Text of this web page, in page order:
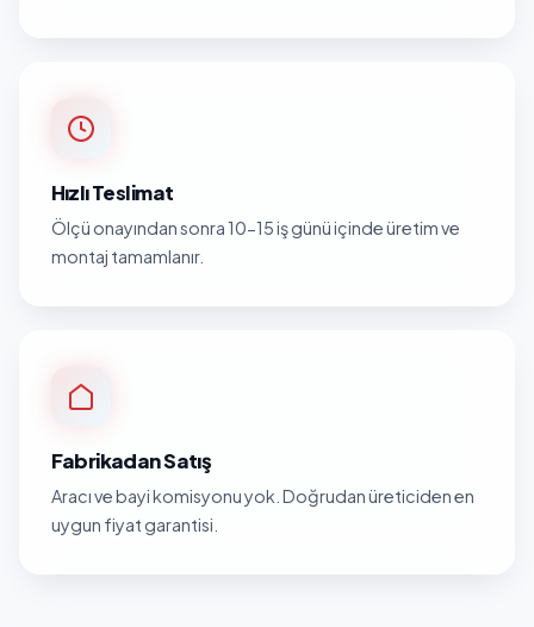
Hızlı Teslimat
Ölçü onayından sonra 10-15 iş günü içinde üretim ve
montaj tamamlanır.
Fabrikadan Satış
Aracı ve bayi komisyonu yok. Doğrudan üreticiden en
uygun fiyat garantisi.